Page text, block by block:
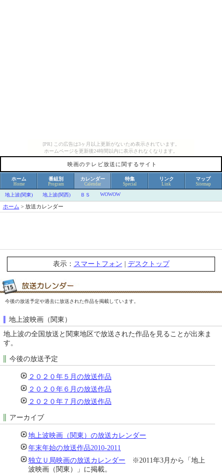
[PR] この広告は3ヶ月以上更新がないため表示されています。
ホームページを更新後24時間以内に表示されなくなります。
映画のテレビ放送に関するサイト
ホーム
Home
番組別
Program
カレンダー
Calendar
特集
Special
リンク
Link
マップ
Sitemap
地上波(関東) 地上波(関西) ＢＳ WOWOW
ホーム > 放送カレンダー
表示： スマートフォン デスクトップ
今後の放送予定や過去に放送された作品を掲載しています。
地上波映画（関東）
地上波の全国放送と関東地区で放送された作品を見ることが出来ま
す。
今後の放送予定
２０２０年５月の放送作品
２０２０年６月の放送作品
２０２０年７月の放送作品
アーカイブ
地上波映画（関東）の放送カレンダー
年末年始の放送作品2010-2011
独立Ｕ局映画の放送カレンダー ※2011年3月から「地上
波映画（関東）」に掲載。